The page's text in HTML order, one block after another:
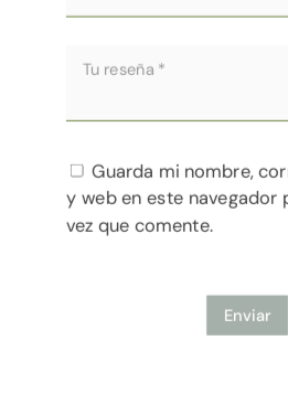
Guarda mi nombre,
y web en este navegador
vez que comente.
Enviar